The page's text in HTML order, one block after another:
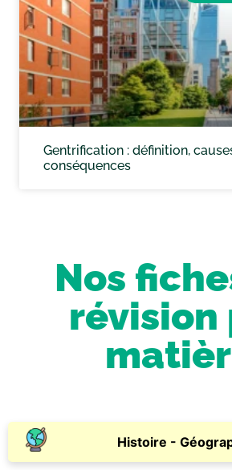
Gentrification : définition,
conséquences
Nos
révision
Histoire -